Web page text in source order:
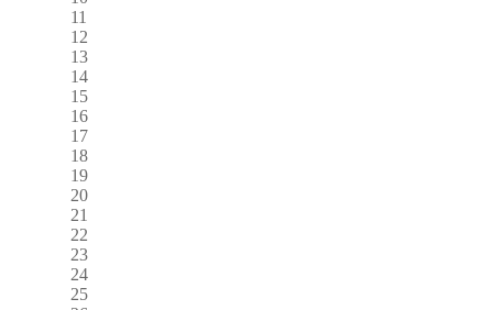
11
12
13
14
15
16
17
18
19
20
21
22
23
24
25